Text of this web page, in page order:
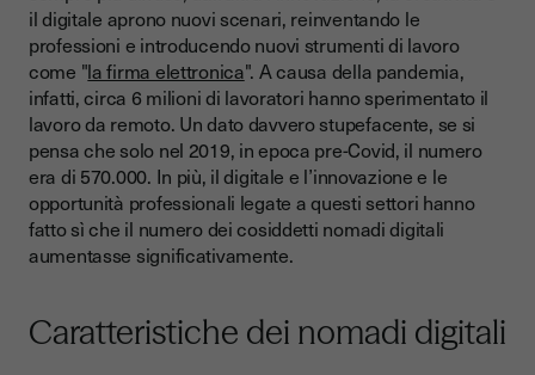
il digitale aprono nuovi scenari, reinventando le
professioni e introducendo nuovi strumenti di lavoro
come "la firma elettronica". A causa della pandemia,
infatti, circa 6 milioni di lavoratori hanno sperimentato il
lavoro da remoto. Un dato davvero stupefacente, se si
pensa che solo nel 2019, in epoca pre-Covid, il numero
era di 570.000. In più, il digitale e l’innovazione e le
opportunità professionali legate a questi settori hanno
fatto sì che il numero dei cosiddetti nomadi digitali
aumentasse significativamente.
Caratteristiche dei nomadi digitali